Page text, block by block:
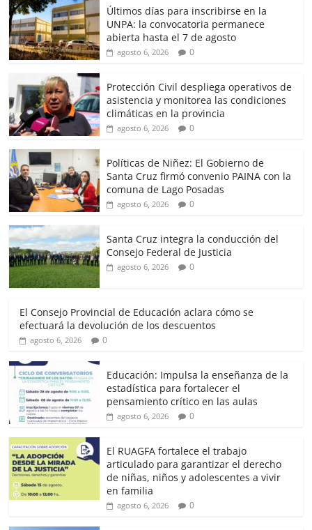
Últimos días para inscribirse en la
UNPA: la convocatoria permanece
abierta hasta el 7 de agosto
agosto 6, 2026 0
Protección Civil despliega operativos de
asistencia y monitorea las condiciones
climáticas en la provincia
agosto 6, 2026 0
Políticas de Niñez: El Gobierno de
Santa Cruz firmó convenio PAINA con la
comuna de Lago Posadas
agosto 6, 2026 0
Santa Cruz integra la conducción del
Consejo Federal de Justicia
agosto 6, 2026 0
El Consejo Provincial de Educación aclara cómo se
efectuará la devolución de los descuentos
agosto 6, 2026 0
Educación: Impulsa la enseñanza de la
estadística para fortalecer el
pensamiento crítico en las aulas
agosto 6, 2026 0
El RUAGFA fortalece el trabajo
articulado para garantizar el derecho
de niñas, niños y adolescentes a vivir
en familia
agosto 6, 2026 0